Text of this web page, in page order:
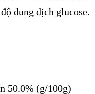
dung dịch glucose.
50.0% (g/100g)